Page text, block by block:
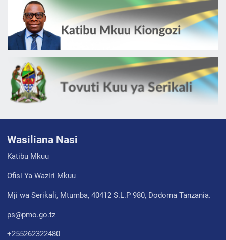
Wasiliana Nasi
Katibu Mkuu
Ofisi Ya Waziri Mkuu
Mji wa Serikali, Mtumba, 40412 S.L.P 980, Dodoma Tanzania.
ps@pmo.go.tz
+255262322480